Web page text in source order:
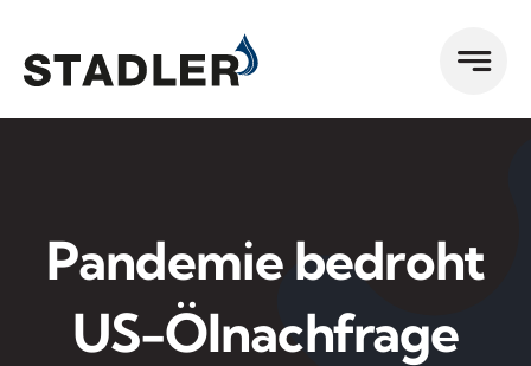
Inhalt
springen
Pandemie bedroht
US-Ölnachfrage